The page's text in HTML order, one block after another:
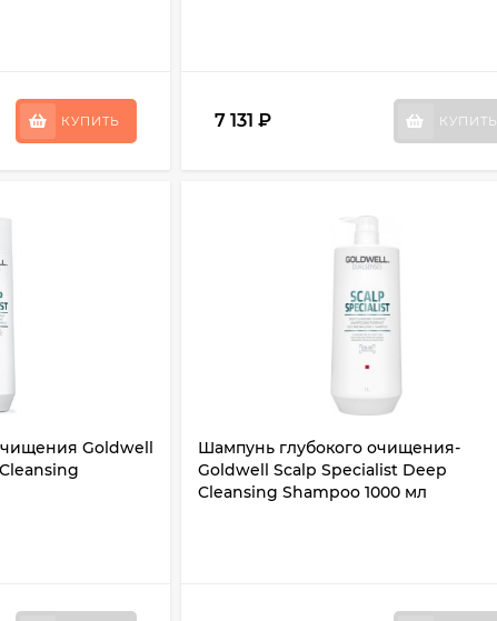
КУПИТЬ 7 131₽ КУПИТЬ
Goldwell
Шампунь глубокого очищения-
Goldwell Scalp Specialist Deep
Cleansing Shampoo 1000 мл